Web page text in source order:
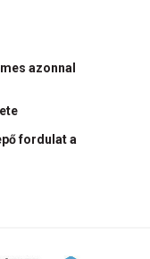
azonnal
fordulat a